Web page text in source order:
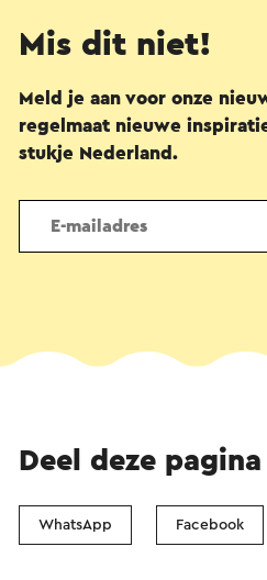
Mis dit niet!
Meld je aan voor onze
regelmaat nieuwe
stukje Nederland.
Deel deze pagina
WhatsApp Facebook